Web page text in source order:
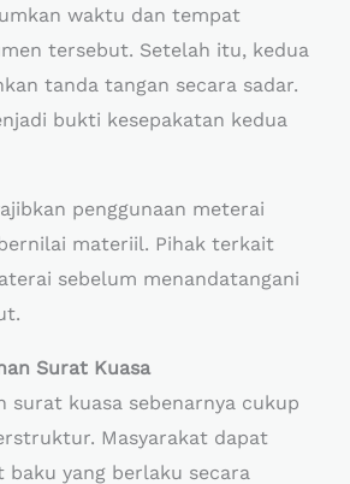
waktu dan tempat
tersebut. Setelah itu, kedua
tanda tangan secara sadar.
bukti kesepakatan kedua
penggunaan meterai
materiil. Pihak terkait
sebelum menandatangani
Surat Kuasa
surat kuasa sebenarnya cukup
Masyarakat dapat
yang berlaku secara